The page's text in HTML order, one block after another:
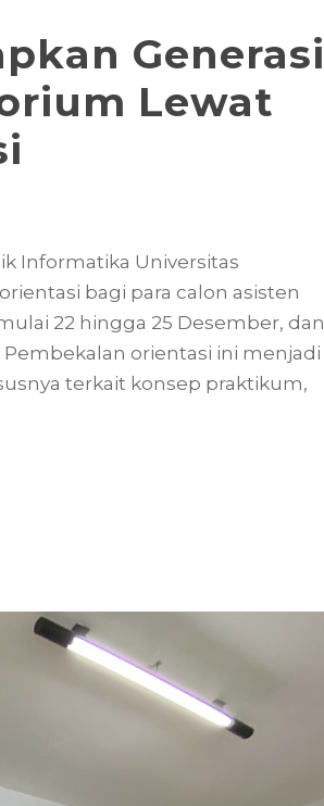
Generasi
Lewat
Informatika Universitas
bagi para calon asisten
22 hingga 25 Desember, dan
orientasi ini menjadi
terkait konsep praktikum,